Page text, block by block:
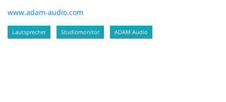
www.adam-audio.com
Lautsprecher Studiomonitor ADAM Audio